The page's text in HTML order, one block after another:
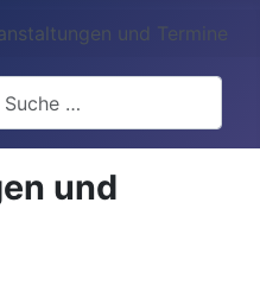
und Termine
und